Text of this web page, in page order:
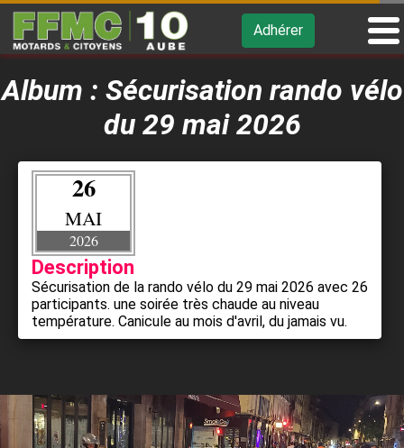
Adhérer
Album : Sécurisation rando vélo
du 29 mai 2026
26
MAI
2026
Description
Sécurisation de la rando vélo du 29 mai 2026 avec 26
participants. une soirée très chaude au niveau
température. Canicule au mois d'avril, du jamais vu.